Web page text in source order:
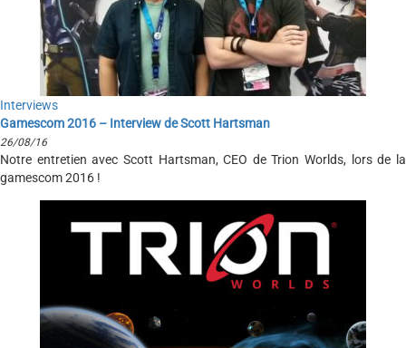
Interviews
Gamescom 2016 – Interview de Scott Hartsman
26/08/16
Notre entretien avec Scott Hartsman, CEO de Trion Worlds, lors de la
gamescom 2016 !